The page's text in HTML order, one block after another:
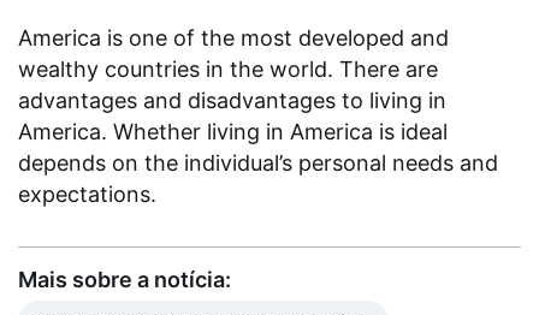
America is one of the most developed and
wealthy countries in the world. There are
advantages and disadvantages to living in
America. Whether living in America is ideal
depends on the individual’s personal needs and
expectations.
Mais sobre a notícia: